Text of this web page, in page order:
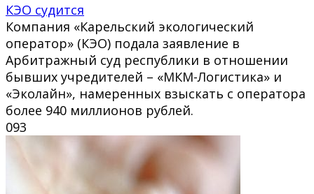
КЭО судится
Компания «Карельский экологический
оператор» (КЭО) подала заявление в
Арбитражный суд республики в отношении
бывших учредителей – «МКМ-Логистика» и
«Эколайн», намеренных взыскать с оператора
более 940 миллионов рублей.
093